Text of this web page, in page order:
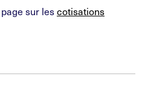
sur lescotisations